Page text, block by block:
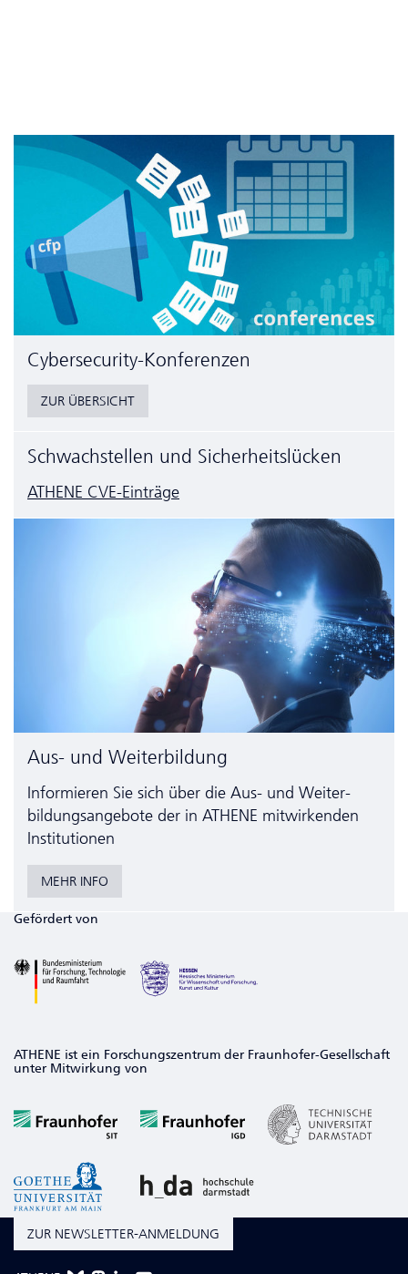
Cyber­security-Konferenzen
ZUR ÜBERSICHT
Schwachstellen und Sicherheitslücken
ATHENE CVE-Einträge
Aus- und Weiterbildung
Informieren Sie sich über die Aus- und Weiter­
bildungs­angebote der in ATHENE mitwirkenden
Institutionen
MEHR INFO
Gefördert von
ATHENE ist ein Forschungszentrum der Fraunhofer-Gesellschaft
unter Mitwirkung von
ZUR NEWSLETTER-ANMELDUNG